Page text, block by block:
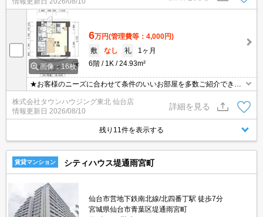
画像：16枚
6万円(管理費等：4,000円)
敷
なし 礼
1ヶ月
6階
1K 24.93m²
★お客様のニーズに合わせて条件のいいお部屋を多数ご紹介できま
す★賃貸物件のお部屋探しはタウンハウジングへ
株式会社タウンハウジング東北 仙台店
情報更新日 2026/08/10
詳細を見る
残り11件を表示する
賃貸マンション シティハウス堤通雨宮町
仙台市営地下鉄南北線/北四番丁駅 徒歩7分
宮城県仙台市青葉区堤通雨宮町